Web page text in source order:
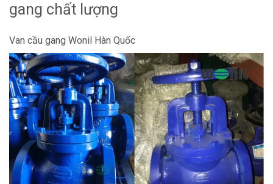
gang chất lượng
Van cầu gang Wonil Hàn Quốc